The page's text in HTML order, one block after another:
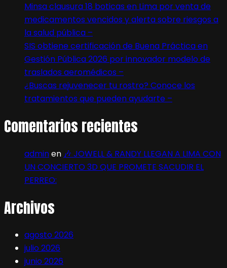
Minsa clausura 18 boticas en Lima por venta de
medicamentos vencidos y alerta sobre riesgos a
la salud pública –
SIS obtiene certificación de Buena Práctica en
Gestión Pública 2026 por innovador modelo de
traslados aeromédicos –
¿Buscas rejuvenecer tu rostro? Conoce los
tratamientos que pueden ayudarte –
Comentarios recientes
adminen 🎶 JOWELL & RANDY LLEGAN A LIMA CON
UN CONCIERTO 3D QUE PROMETE SACUDIR EL
PERREO:
Archivos
agosto 2026
julio 2026
junio 2026